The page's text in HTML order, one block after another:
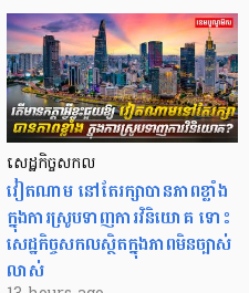
សេដ្ឋកិច្ចសកល
វៀតណាម នៅតែរក្សាបានភាពខ្លាំង
ក្នុងការស្រូបទាញការវិនិយោគ​ ទោះ
សេដ្ឋកិច្ចសកលស្ថិតក្នុងភាពមិនច្បាស់
លាស់